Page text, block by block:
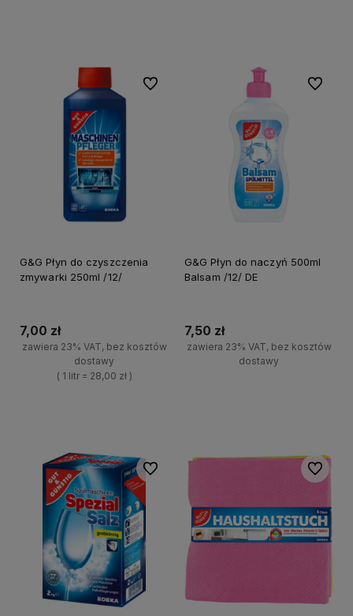
G&G Płyn do czyszczenia
zmywarki 250ml /12/
7,00 zł
zawiera 23% VAT, bez kosztów
dostawy
( 1 litr = 28,00 zł )
Do ulubionych
G&G Płyn do naczyń 500ml
Balsam /12/ DE
7,50 zł
zawiera 23% VAT, bez kosztów
dostawy
Do
Do ulubionych Do